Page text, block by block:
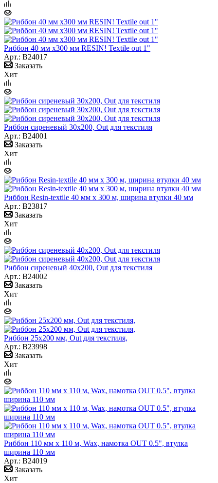
Риббон 40 мм х300 мм RESIN! Textile out 1"
Арт.: B24017
Заказать
Хит
Риббон сиреневый 30х200, Out для текстиля
Арт.: B24001
Заказать
Хит
Риббон Resin-textile 40 мм х 300 м, ширина втулки 40 мм
Арт.: B23817
Заказать
Хит
Риббон сиреневый 40х200, Out для текстиля
Арт.: B24002
Заказать
Хит
Риббон 25х200 мм, Out для текстиля,
Арт.: B23998
Заказать
Хит
Риббон 110 мм х 110 м, Wax, намотка OUT 0.5", втулка
ширина 110 мм
Арт.: B24019
Заказать
Хит